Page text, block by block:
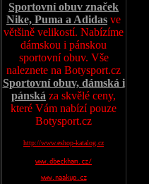
Sportovní obuv značek
Nike, Puma a Adidas ve
většině velikostí. Nabízíme
dámskou i pánskou
sportovní obuv. Vše
naleznete na Botysport.cz
Sportovní obuv, dámská i
pánská za skvělé ceny,
které Vám nabízí pouze
Botysport.cz
http://www.eshop-katalog.cz
www.dbeckham.cz/
www.naakup.cz